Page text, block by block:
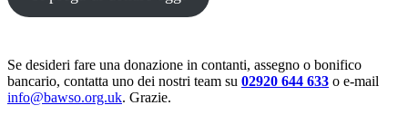
Se desideri fare una donazione in contanti, assegno o bonifico
bancario, contatta uno dei nostri team su 02920 644 633 o e-mail
info@bawso.org.uk. Grazie.